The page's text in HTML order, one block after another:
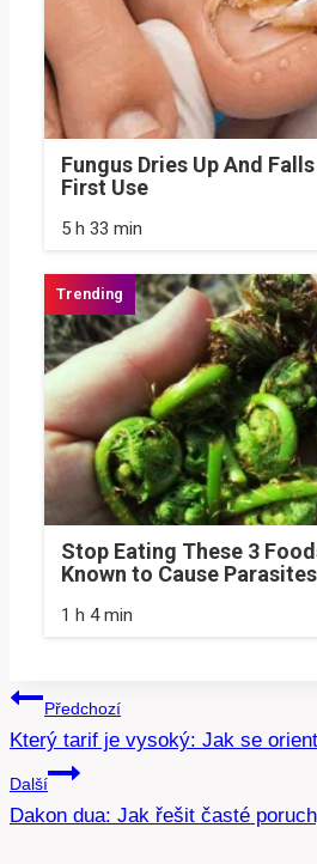
Fungus Dries Up And
First Use
5 h 33 min
Stop Eating These 3
Known to Cause Parasites
1 h 4 min
Navigace
pro
příspěvek
Předchozí
Který tarif je vysoký: Jak se
Další
Dakon dua: Jak řešit časté